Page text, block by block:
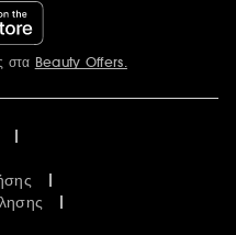
στα Beauty Offers.